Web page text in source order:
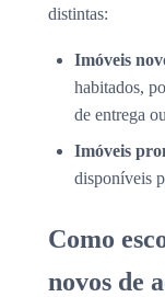
distintas:
Imóveis
habitados,
de entrega
Imóveis
disponíveis
Como
novos de